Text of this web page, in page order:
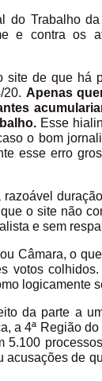
do Trabalho
e contra os
site de que há
20. Apenas
Esse
o bom
esse erro
o site não
e sem
Câmara, o
votos
logicamente
da parte a
a 4ª Região
5.100
de